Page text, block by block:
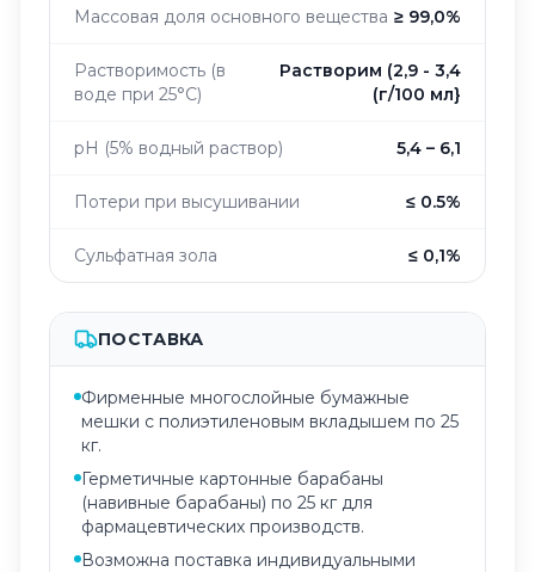
Массовая доля основного вещества ≥ 99,0%
Растворимость (в
воде при 25°C)
Растворим (2,9 - 3,4
(г/100 мл}
pH (5% водный раствор) 5,4 – 6,1
Потери при высушивании ≤ 0.5%
Сульфатная зола ≤ 0,1%
ПОСТАВКА
Фирменные многослойные бумажные
мешки с полиэтиленовым вкладышем по 25
кг.
Герметичные картонные барабаны
(навивные барабаны) по 25 кг для
фармацевтических производств.
Возможна поставка индивидуальными